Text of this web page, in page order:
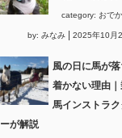
category: おで
by: みなみ 2025年10月
風の日に馬が落
着かない理由
馬インストラク
ーが解説